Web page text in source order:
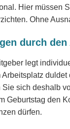
Hier müssen
Ohne
durch
legt
duldet
Sie sich deshalb
Geburtstag den
dürfen.